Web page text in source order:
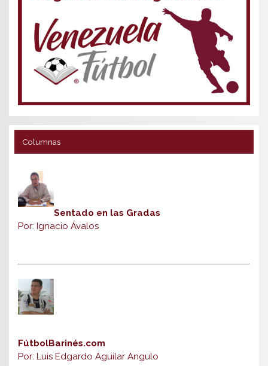
Columnas
Sentado en las Gradas
Por: Ignacio Ávalos
FútbolBarinés.com
Por: Luis Edgardo Aguilar Angulo